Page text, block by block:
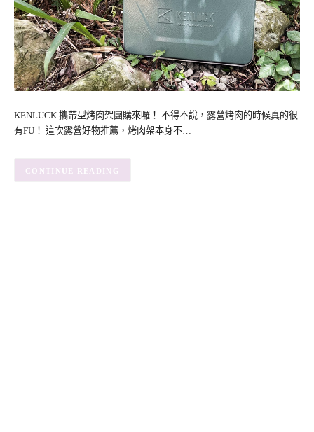
KENLUCK 攜帶型烤肉架團購來囉！ 不得不說，露營烤肉的時候真的很
有FU！ 這次露營好物推薦，烤肉架本身不…
CONTINUE READING